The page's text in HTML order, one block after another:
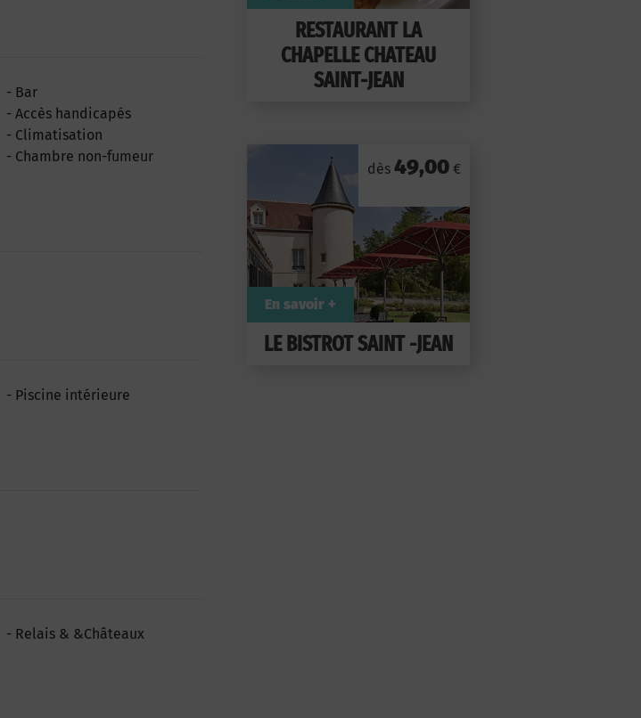
RESTAURANT LA
CHAPELLE CHATEAU
SAINT-JEAN
LE BISTROT SAINT -JEAN
dès 49,00 €
En savoir +
Bar
Accès handicapés
Climatisation
Chambre non-fumeur
Piscine intérieure
Relais & &Châteaux